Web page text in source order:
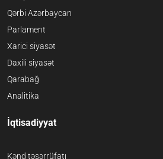
Qərbi Azərbaycan
Parlament
Xarici siyasət
Daxili siyasət
Qarabağ
Analitika
İqtisadiyyat
Kənd təsərrüfatı